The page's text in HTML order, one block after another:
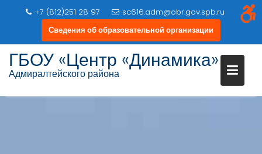
+7 (812)251 28 97
sc616.adm@obr.gov.spb.ru
Сведения об образовательной организации
ГБОУ «Центр «Динамика»
Адмиралтейского района